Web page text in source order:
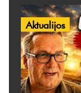
Aktualijos